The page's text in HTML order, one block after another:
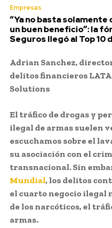
Empresas
“Ya no basta solamente
un buen beneficio”: la
Seguros llegó al Top 10
Adrian Sanchez,
delitos financieros
Solutions
El tráfico de drogas y
ilegal de armas suelen
escuchamos sobre el
su asociación con el
transnacional. Sin
Mundial, los delitos
el cuarto negocio ilegal
de los narcóticos, el
armas.